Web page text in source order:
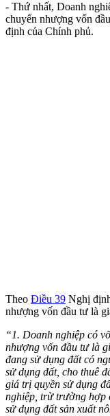
- Thứ nhất, Doanh
chuyển nhượng vốn
định của Chính phủ.
Theo Điều 39 Nghị
nhượng vốn đầu tư là
“1. Doanh nghiệp có
nhượng vốn đầu tư là
đang sử dụng đất có
sử dụng đất, cho thuê
giá trị quyền sử dụng
nghiệp, trừ trường hợp
sử dụng đất sản xuất